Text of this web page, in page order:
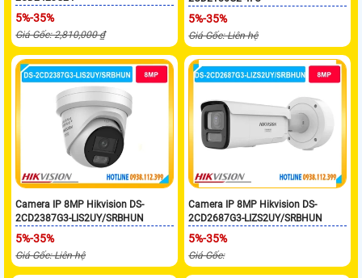
5%-35%
Giá Gốc: 2,810,000 ₫
5%-35%
Giá Gốc: Liên hệ
Camera IP 8MP Hikvision DS-
2CD2387G3-LIS2UY/SRBHUN
5%-35%
Giá Gốc: Liên hệ
Camera IP 8MP Hikvision DS-
2CD2687G3-LIZS2UY/SRBHUN
5%-35%
Giá Gốc: